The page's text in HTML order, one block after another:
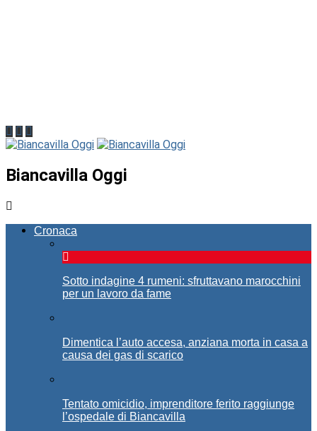
Biancavilla Oggi
Cronaca
Sotto indagine 4 rumeni: sfruttavano marocchini
per un lavoro da fame
Dimentica l’auto accesa, anziana morta in casa a
causa dei gas di scarico
Tentato omicidio, imprenditore ferito raggiunge
l’ospedale di Biancavilla